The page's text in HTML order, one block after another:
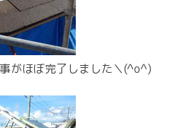
がほぼ完了しました＼(^o^)